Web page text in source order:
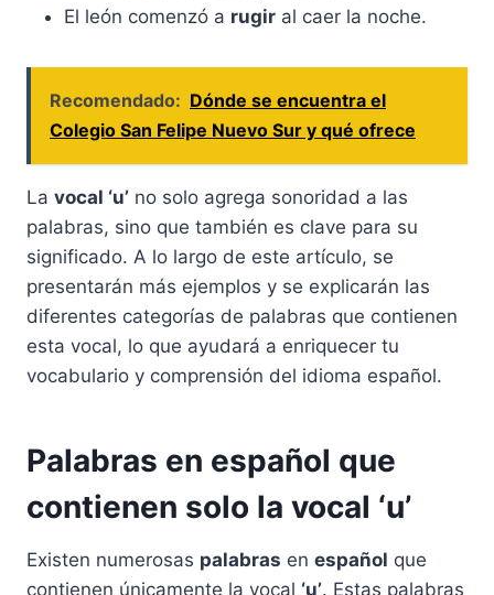
El león comenzó a rugir al caer la noche.
Recomendado: Dónde se encuentra el
Colegio San Felipe Nuevo Sur y qué ofrece
La vocal ‘u’ no solo agrega sonoridad a las
palabras, sino que también es clave para su
significado. A lo largo de este artículo, se
presentarán más ejemplos y se explicarán las
diferentes categorías de palabras que contienen
esta vocal, lo que ayudará a enriquecer tu
vocabulario y comprensión del idioma español.
Palabras en español que
contienen solo la vocal ‘u’
Existen numerosas palabras en español que
contienen únicamente la vocal ‘u’. Estas palabras